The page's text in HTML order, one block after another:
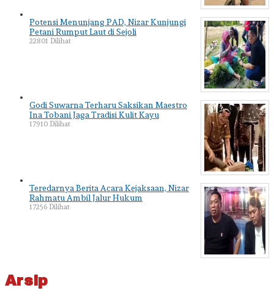
Potensi Menunjang PAD, Nizar Kunjungi
Petani Rumput Laut di Sejoli
22801 Dilihat
Godi Suwarna Terharu Saksikan Maestro
Ina Tobani Jaga Tradisi Kulit Kayu
17910 Dilihat
Teredarnya Berita Acara Kejaksaan, Nizar
Rahmatu Ambil Jalur Hukum
17256 Dilihat
Arsip